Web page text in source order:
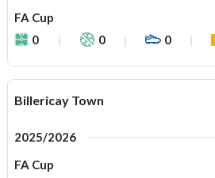
FA Cup
0
0 0
Billericay Town
2025/2026
FA Cup